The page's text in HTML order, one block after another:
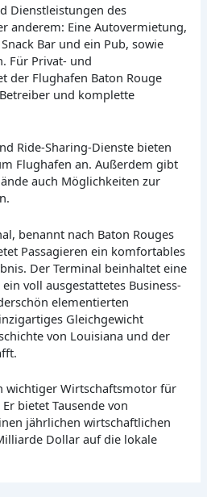
Dienstleistungen des
anderem: Eine Autovermietung,
Bar und ein Pub, sowie
Für Privat- und
der Flughafen Baton Rouge
und komplette
Ride-Sharing-Dienste bieten
Flughafen an. Außerdem gibt
auch Möglichkeiten zur
benannt nach Baton Rouges
Passagieren ein komfortables
Der Terminal beinhaltet eine
voll ausgestattetes Business-
elementierten
Gleichgewicht
von Louisiana und der
wichtiger Wirtschaftsmotor für
bietet Tausende von
jährlichen wirtschaftlichen
Dollar auf die lokale